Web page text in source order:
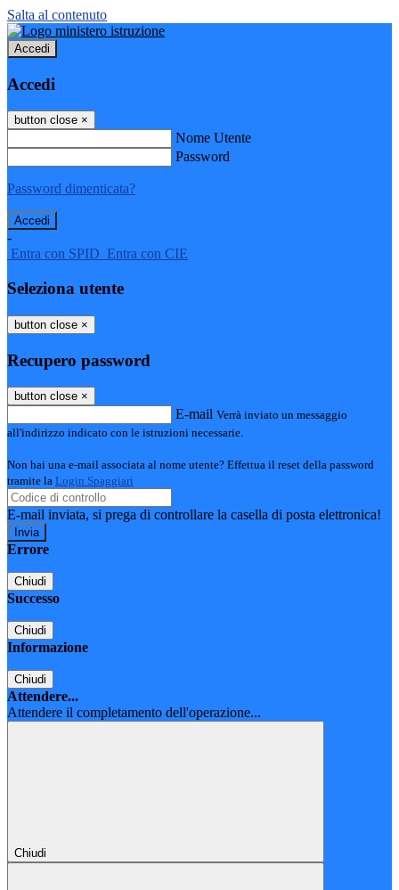
Salta al contenuto
Accedi
Accedi
button close ×
Nome Utente
Password
Password dimenticata?
-
Entra con SPID Entra con CIE
Seleziona utente
button close ×
Recupero password
button close ×
E-mail Verrà inviato un messaggio
all'indirizzo indicato con le istruzioni necessarie.
Non hai una e-mail associata al nome utente? Effettua il reset della password
tramite la Login Spaggiari
E-mail inviata, si prega di controllare la casella di posta elettronica!
Errore
Chiudi
Successo
Chiudi
Informazione
Chiudi
Attendere...
Attendere il completamento dell'operazione...
Chiudi